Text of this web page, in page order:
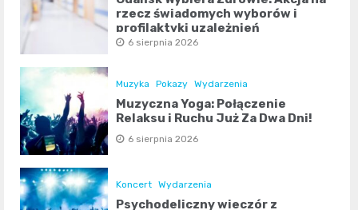
rzecz świadomych wyborów i
profilaktyki uzależnień
6 sierpnia 2026
Muzyka Pokazy Wydarzenia
Muzyczna Yoga: Połączenie
Relaksu i Ruchu Już Za Dwa Dni!
6 sierpnia 2026
Koncert Wydarzenia
Psychodeliczny wieczór z